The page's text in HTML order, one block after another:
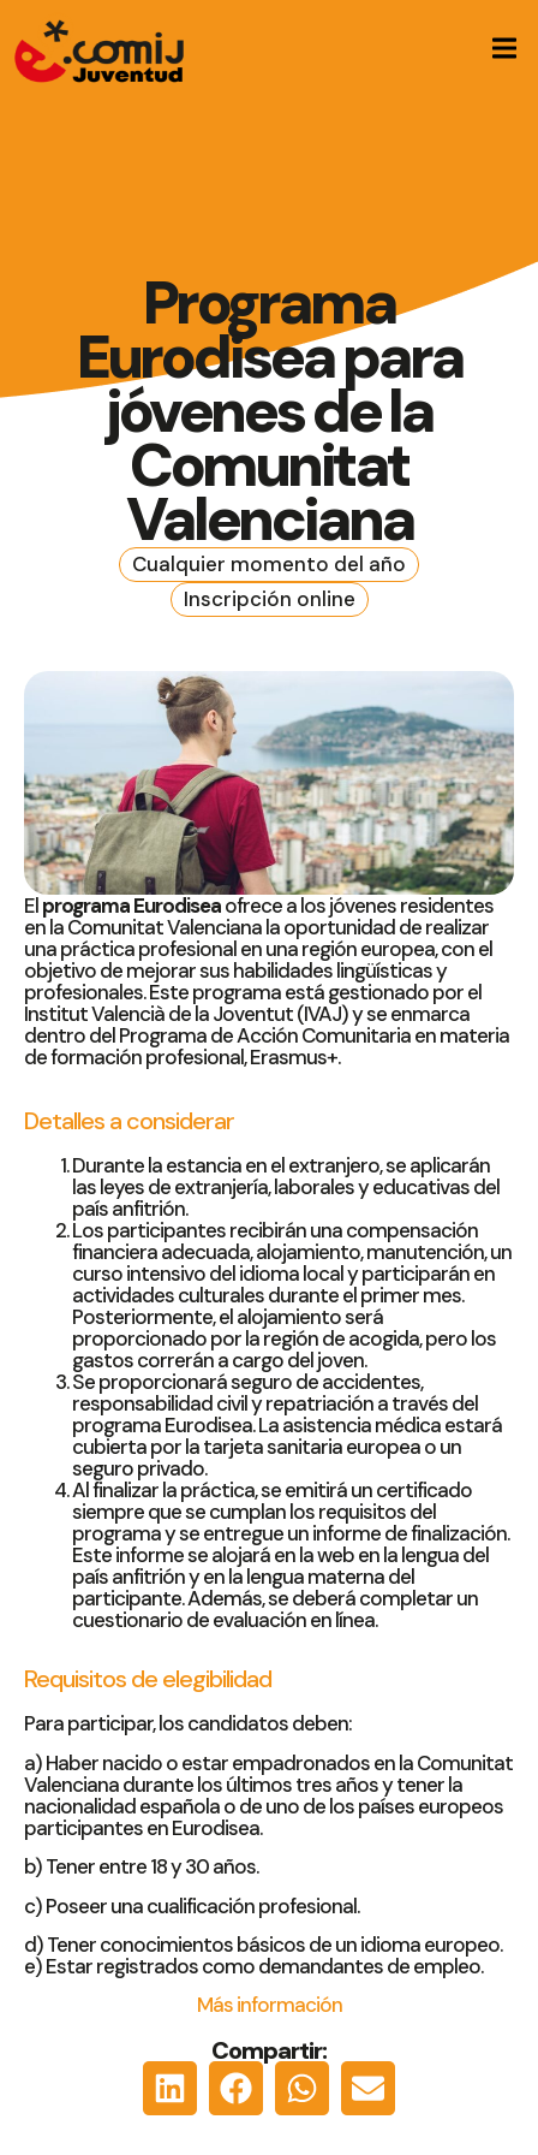
Empleo
Asesoramiento
Noticias
Contacto
Programa
Eurodisea para
jóvenes de la
Comunitat
Valenciana
Cualquier momento del año
Inscripción online
Elprograma Eurodiseaofrece a los jóvenes residentes
en la Comunitat Valenciana la oportunidad de realizar
una práctica profesional en una región europea, con el
objetivo de mejorar sus habilidades lingüísticas y
profesionales. Este programa está gestionado por el
Institut Valencià de la Joventut (IVAJ) y se enmarca
dentro del Programa de Acción Comunitaria en materia
de formación profesional, Erasmus+.
Detalles a considerar
Durante la estancia en el extranjero, se aplicarán
las leyes de extranjería, laborales y educativas del
país anfitrión.
Los participantes recibirán una compensación
financiera adecuada, alojamiento, manutención, un
curso intensivo del idioma local y participarán en
actividades culturales durante el primer mes.
Posteriormente, el alojamiento será
proporcionado por la región de acogida, pero los
gastos correrán a cargo del joven.
Se proporcionará seguro de accidentes,
responsabilidad civil y repatriación a través del
programa Eurodisea. La asistencia médica estará
cubierta por la tarjeta sanitaria europea o un
seguro privado.
Al finalizar la práctica, se emitirá un certificado
siempre que se cumplan los requisitos del
programa y se entregue un informe de finalización.
Este informe se alojará en la web en la lengua del
país anfitrión y en la lengua materna del
participante. Además, se deberá completar un
cuestionario de evaluación en línea.
Requisitos de elegibilidad
Para participar, los candidatos deben:
a) Haber nacido o estar empadronados en la Comunitat
Valenciana durante los últimos tres años y tener la
nacionalidad española o de uno de los países europeos
participantes en Eurodisea.
b) Tener entre 18 y 30 años.
c) Poseer una cualificación profesional.
d) Tener conocimientos básicos de un idioma europeo.
e) Estar registrados como demandantes de empleo.
Más información
Compartir: